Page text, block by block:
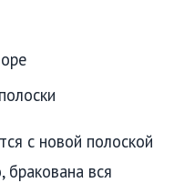
с новой полоской
бракована вся